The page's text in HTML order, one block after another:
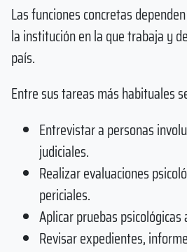
Las funciones concretas
la institución en la que trabaja y
país.
Entre sus tareas más habituales
Entrevistar a personas
judiciales.
Realizar evaluaciones
periciales.
Aplicar pruebas psicológicas
Revisar expedientes,